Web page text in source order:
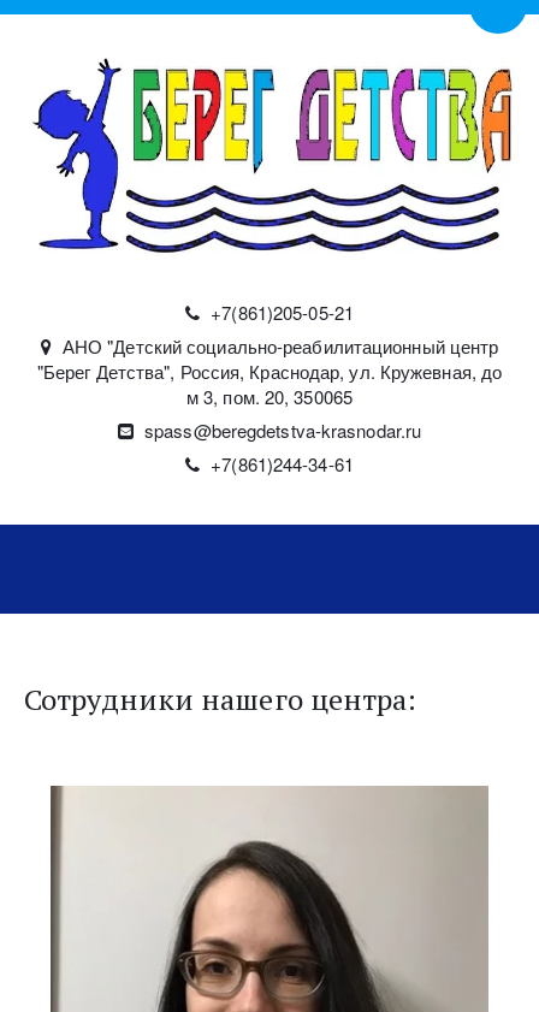
+7(861)205-05-21
АНО "Детский социально-реабилитационный центр
"Берег Детства", Россия, Краснодар,ул. Кружевная, до
м 3, пом. 20,350065
spass@beregdetstva-krasnodar.ru
+7(861)244-34-61
Сотрудники нашего центра: